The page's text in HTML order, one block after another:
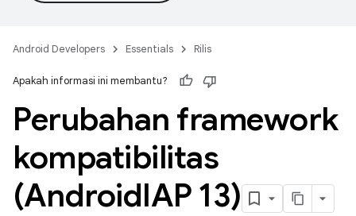
Android Developers Essentials Rilis
Apakah informasi ini membantu?
Perubahan framework
kompatibilitas
(AndroidIAP 13)